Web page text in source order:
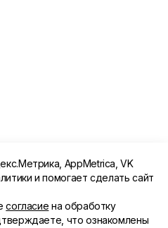
«Морс». Все права
AppMetrica, VK
и помогает сделать сайт
согласие на обработку
что ознакомлены